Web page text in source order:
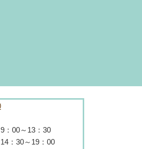
9：00～13：30
14：30～19：00